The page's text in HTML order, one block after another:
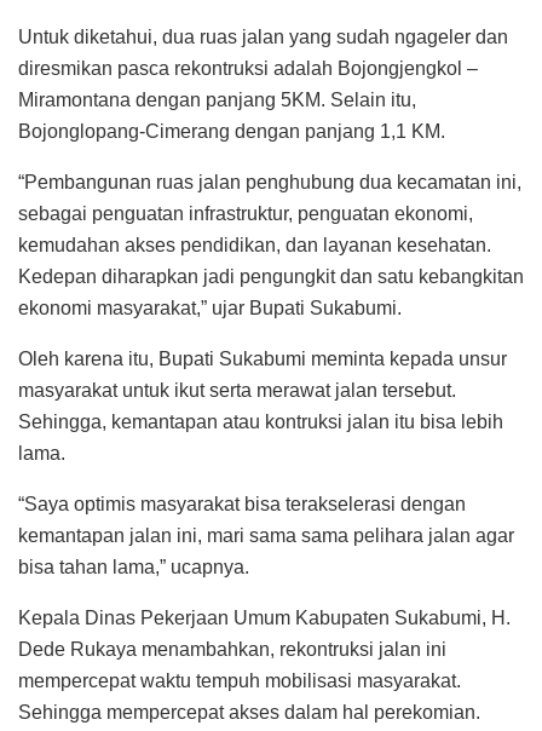
Untuk diketahui, dua ruas jalan yang sudah ngageler dan
diresmikan pasca rekontruksi adalah Bojongjengkol –
Miramontana dengan panjang 5KM. Selain itu,
Bojonglopang-Cimerang dengan panjang 1,1 KM.
“Pembangunan ruas jalan penghubung dua kecamatan ini,
sebagai penguatan infrastruktur, penguatan ekonomi,
kemudahan akses pendidikan, dan layanan kesehatan.
Kedepan diharapkan jadi pengungkit dan satu kebangkitan
ekonomi masyarakat,” ujar Bupati Sukabumi.
Oleh karena itu, Bupati Sukabumi meminta kepada unsur
masyarakat untuk ikut serta merawat jalan tersebut.
Sehingga, kemantapan atau kontruksi jalan itu bisa lebih
lama.
“Saya optimis masyarakat bisa terakselerasi dengan
kemantapan jalan ini, mari sama sama pelihara jalan agar
bisa tahan lama,” ucapnya.
Kepala Dinas Pekerjaan Umum Kabupaten Sukabumi, H.
Dede Rukaya menambahkan, rekontruksi jalan ini
mempercepat waktu tempuh mobilisasi masyarakat.
Sehingga mempercepat akses dalam hal perekomian.